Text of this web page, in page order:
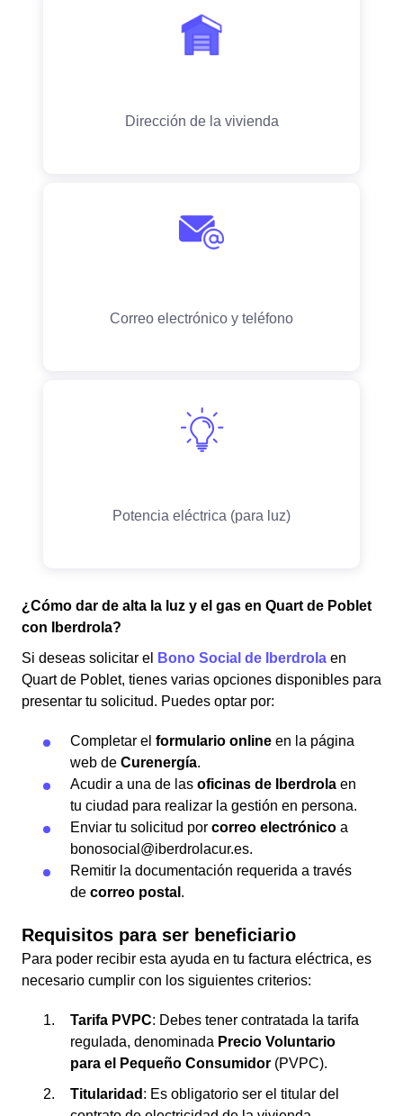
¿Cómo dar de alta la luz y el gas en Quart de Poblet
con Iberdrola?
Si deseas solicitar el
Bono Social de Iberdrola en
Quart de Poblet, tienes varias opciones disponibles para
presentar tu solicitud. Puedes optar por:
Completar el formulario online en la página
web de Curenergía.
Acudir a una de las oficinas de Iberdrola en
tu ciudad para realizar la gestión en persona.
Enviar tu solicitud por correo electrónico a
bonosocial@iberdrolacur.es.
Remitir la documentación requerida a través
de correo postal .
Requisitos para ser beneficiario
Para poder recibir esta ayuda en tu factura eléctrica, es
necesario cumplir con los siguientes criterios:
Tarifa PVPC: Debes tener contratada la tarifa
regulada, denominada Precio Voluntario
para el Pequeño Consumidor (PVPC).
Titularidad : Es obligatorio ser el titular del